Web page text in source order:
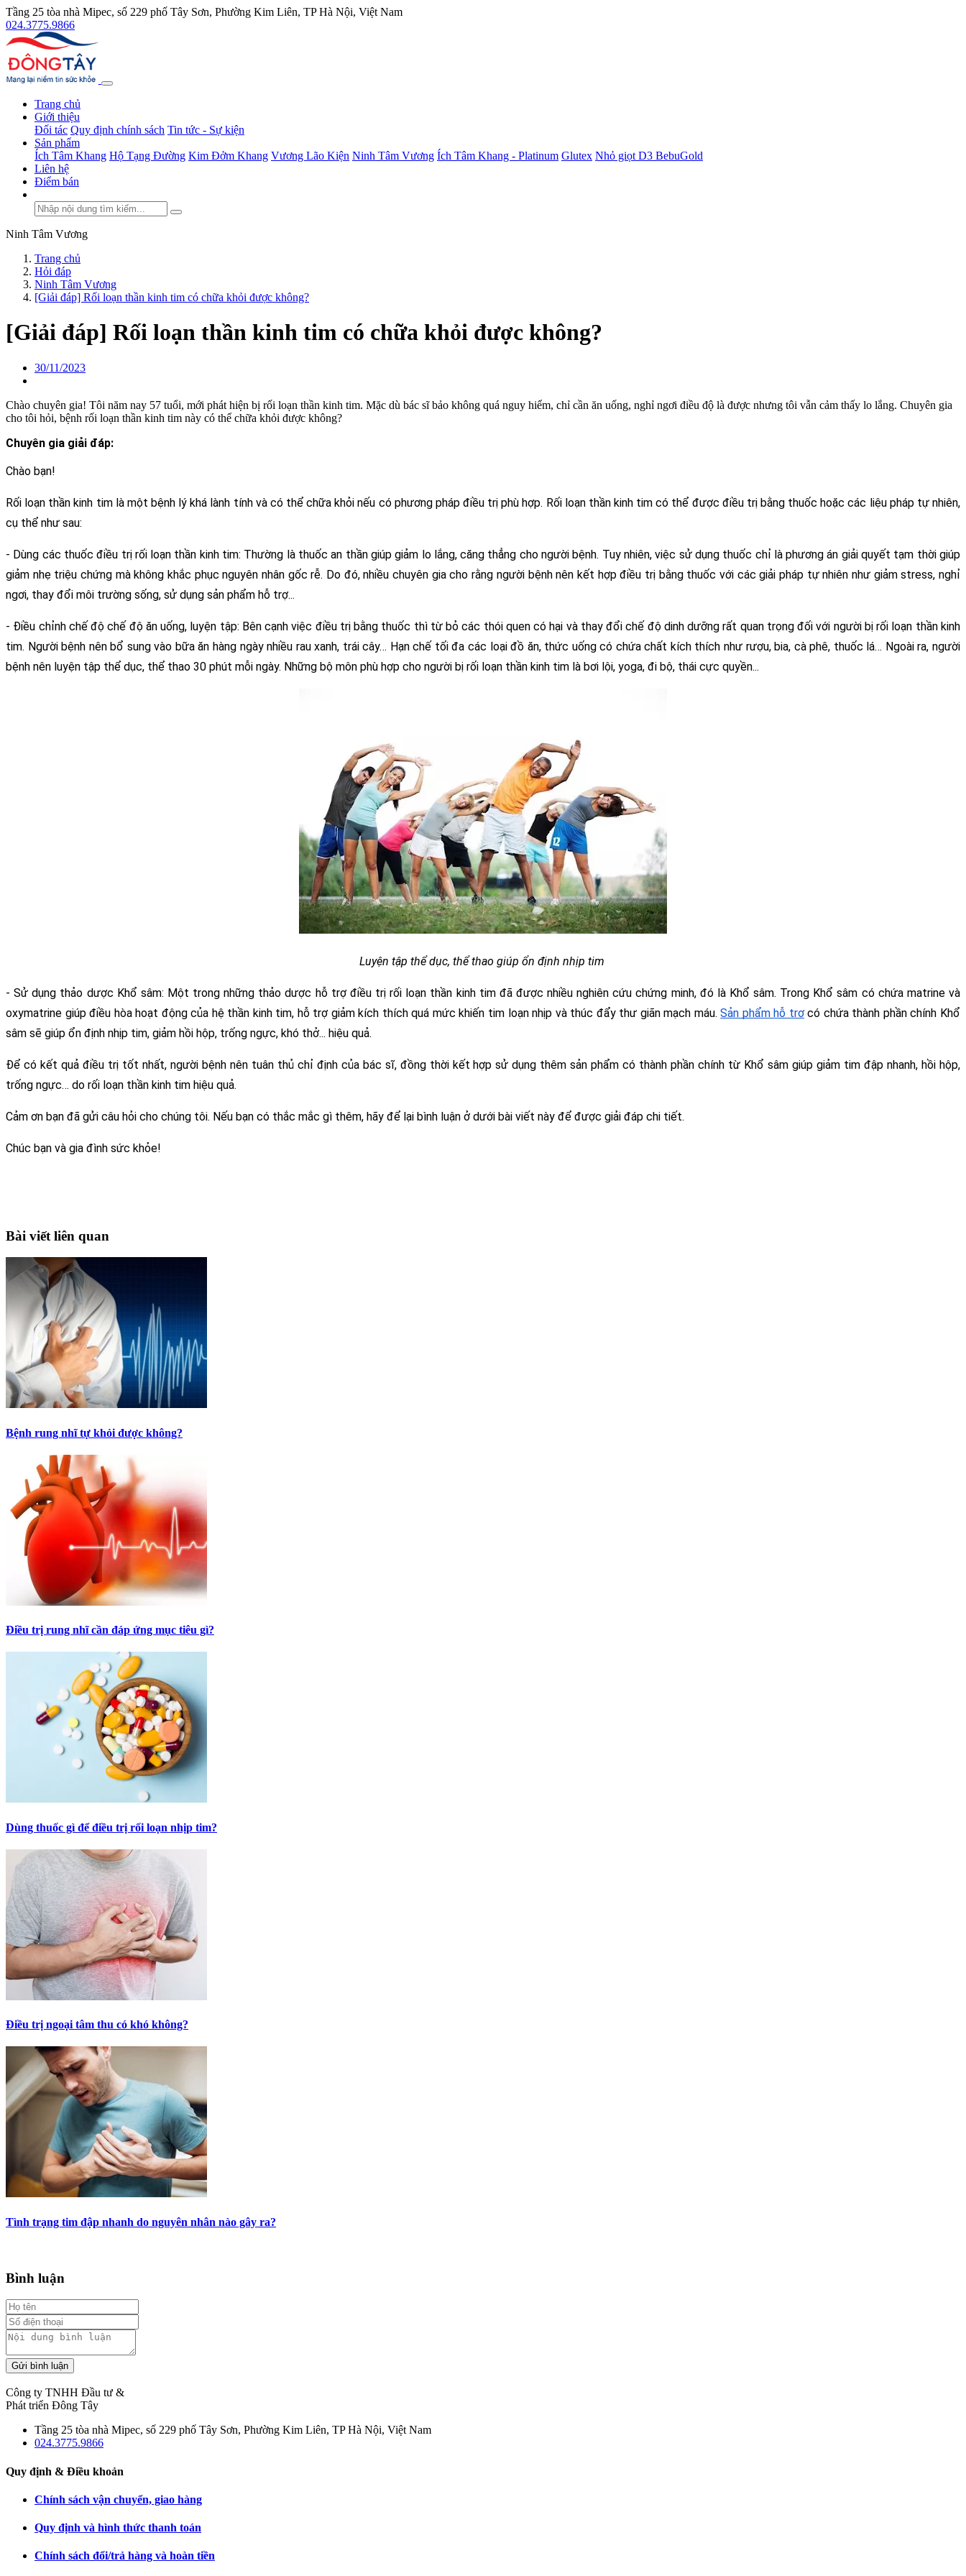
Tầng 25 tòa nhà Mipec, số 229 phố Tây Sơn, Phường Kim Liên, TP Hà Nội, Việt Nam
024.3775.9866
Trang chủ
Giới thiệu
Đối tác Quy định chính sách Tin tức - Sự kiện
Sản phẩm
Ích Tâm Khang Hộ Tạng Đường Kim Đởm Khang Vương Lão Kiện Ninh Tâm Vương Ích Tâm Khang - Platinum Glutex Nhỏ giọt D3 BebuGold
Liên hệ
Điểm bán
Ninh Tâm Vương
Trang chủ
Hỏi đáp
Ninh Tâm Vương
[Giải đáp] Rối loạn thần kinh tim có chữa khỏi được không?
[Giải đáp] Rối loạn thần kinh tim có chữa khỏi được không?
30/11/2023
Chào chuyên gia! Tôi năm nay 57 tuổi, mới phát hiện bị rối loạn thần kinh tim. Mặc dù bác sĩ bảo không quá nguy hiểm, chỉ cần ăn uống, nghỉ ngơi điều độ là được nhưng tôi vẫn cảm thấy lo lắng. Chuyên gia
cho tôi hỏi, bệnh rối loạn thần kinh tim này có thể chữa khỏi được không?
Chuyên gia giải đáp:
Chào bạn!
Rối loạn thần kinh tim là một bệnh lý khá lành tính và có thể chữa khỏi nếu có phương pháp điều trị phù hợp. Rối loạn thần kinh tim có thể được điều trị bằng thuốc hoặc các liệu pháp tự nhiên,
cụ thể như sau:
- Dùng các thuốc điều trị rối loạn thần kinh tim: Thường là thuốc an thần giúp giảm lo lắng, căng thẳng cho người bệnh. Tuy nhiên, việc sử dụng thuốc chỉ là phương án giải quyết tạm thời giúp
giảm nhẹ triệu chứng mà không khắc phục nguyên nhân gốc rễ. Do đó, nhiều chuyên gia cho rằng người bệnh nên kết hợp điều trị bằng thuốc với các giải pháp tự nhiên như giảm stress, nghỉ
ngơi, thay đổi môi trường sống, sử dụng sản phẩm hỗ trợ...
- Điều chỉnh chế độ chế độ ăn uống, luyện tập: Bên cạnh việc điều trị bằng thuốc thì từ bỏ các thói quen có hại và thay đổi chế độ dinh dưỡng rất quan trọng đối với người bị rối loạn thần kinh
tim. Người bệnh nên bổ sung vào bữa ăn hàng ngày nhiều rau xanh, trái cây… Hạn chế tối đa các loại đồ ăn, thức uống có chứa chất kích thích như rượu, bia, cà phê, thuốc lá… Ngoài ra, người
bệnh nên luyện tập thể dục, thể thao 30 phút mỗi ngày. Những bộ môn phù hợp cho người bị rối loạn thần kinh tim là bơi lội, yoga, đi bộ, thái cực quyền...
Luyện tập thể dục, thể thao giúp ổn định nhịp tim
- Sử dụng thảo dược Khổ sâm: Một trong những thảo dược hỗ trợ điều trị rối loạn thần kinh tim đã được nhiều nghiên cứu chứng minh, đó là Khổ sâm. Trong Khổ sâm có chứa matrine và
oxymatrine giúp điều hòa hoạt động của hệ thần kinh tim, hỗ trợ giảm kích thích quá mức khiến tim loạn nhịp và thúc đẩy thư giãn mạch máu. Sản phẩm hỗ trợ có chứa thành phần chính Khổ
sâm sẽ giúp ổn định nhịp tim, giảm hồi hộp, trống ngực, khó thở... hiệu quả.
Để có kết quả điều trị tốt nhất, người bệnh nên tuân thủ chỉ định của bác sĩ, đồng thời kết hợp sử dụng thêm sản phẩm có thành phần chính từ Khổ sâm giúp giảm tim đập nhanh, hồi hộp,
trống ngực… do rối loạn thần kinh tim hiệu quả.
Cảm ơn bạn đã gửi câu hỏi cho chúng tôi. Nếu bạn có thắc mắc gì thêm, hãy để lại bình luận ở dưới bài viết này để được giải đáp chi tiết.
Chúc bạn và gia đình sức khỏe!
Bài viết liên quan
Bệnh rung nhĩ tự khỏi được không?
Điều trị rung nhĩ cần đáp ứng mục tiêu gì?
Dùng thuốc gì để điều trị rối loạn nhịp tim?
Điều trị ngoại tâm thu có khó không?
Tình trạng tim đập nhanh do nguyên nhân nào gây ra?
Bình luận
Gửi bình luận
Công ty TNHH Đầu tư &
Phát triển Đông Tây
Tầng 25 tòa nhà Mipec, số 229 phố Tây Sơn, Phường Kim Liên, TP Hà Nội, Việt Nam
024.3775.9866
Quy định & Điều khoản
Chính sách vận chuyển, giao hàng
Quy định và hình thức thanh toán
Chính sách đổi/trả hàng và hoàn tiền